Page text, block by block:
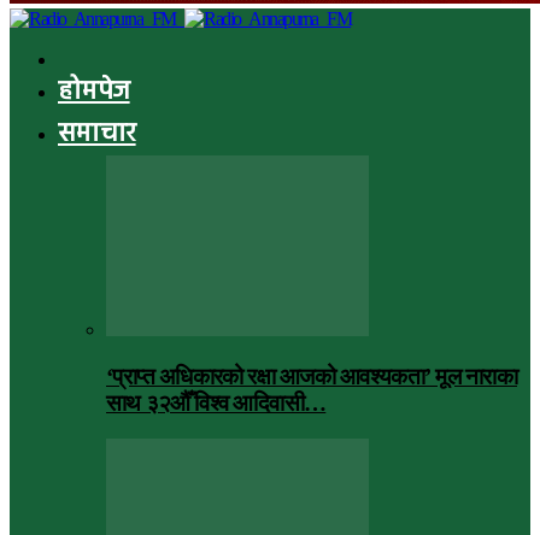
होमपेज
समाचार
‘प्राप्त अधिकारको रक्षा आजको आवश्यकता’ मूल नाराका
साथ ३२औँ विश्व आदिवासी…